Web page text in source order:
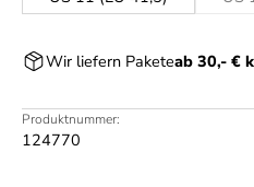
Wir liefern Paketeab 30,- €
Produktnummer:
124770